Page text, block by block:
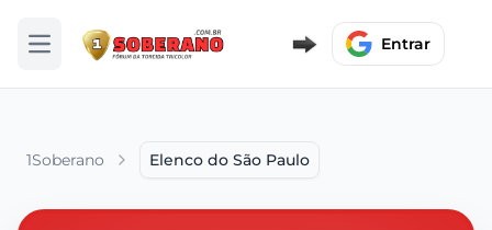
Abrir menu Entrar
1Soberano Elenco do São Paulo